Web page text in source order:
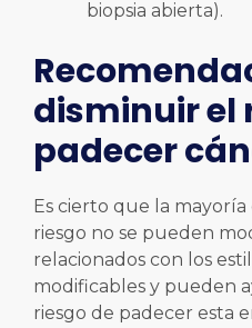
biopsia abierta).
disminuir el
padecer
Es cierto que la
riesgo no se pueden
relacionados con los
modificables y pueden
riesgo de padecer esta